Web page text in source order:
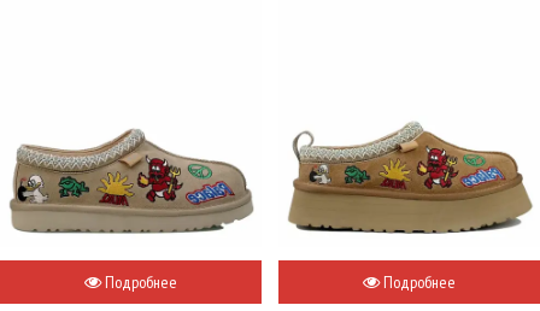
Подробнее Подробнее